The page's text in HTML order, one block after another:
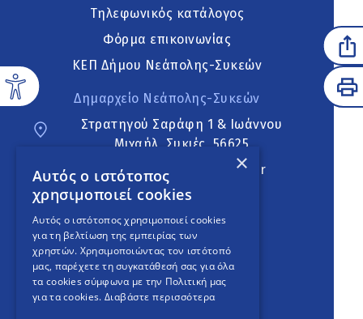
Τηλεφωνικός κατάλογος
Φόρμα επικοινωνίας
ΚΕΠ Δήμου Νεάπολης-Συκεών
Δημαρχείο Νεάπολης-Συκεών
Στρατηγού Σαράφη 1 & Ιωάννου
Μιχαήλ, Συκιές, 56625
neapoli.sykies@ddt.gov.gr
Ακολουθήστε
English Version
An project
×
Αυτός ο ιστότοπος
χρησιμοποιεί cookies
Αυτός ο ιστότοπος χρησιμοποιεί cookies
για τη βελτίωση της εμπειρίας των
χρηστών. Χρησιμοποιώντας τον ιστότοπό
μας, παρέχετε τη συγκατάθεσή σας για όλα
τα cookies σύμφωνα με την Πολιτική μας
για τα cookies. Διαβάστε περισσότερα